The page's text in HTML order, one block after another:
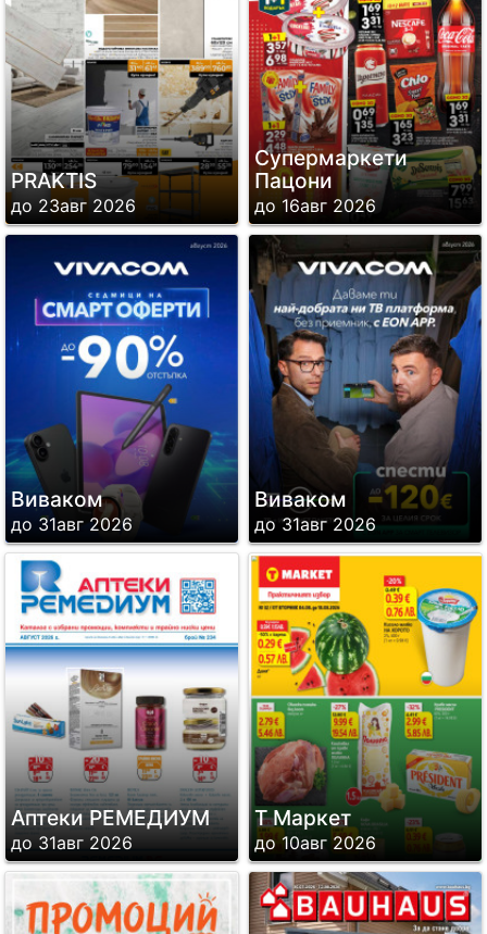
PRAKTIS
до 23авг 2026
Супермаркети
Пацони
до 16авг 2026
Виваком
до 31авг 2026
Виваком
до 31авг 2026
Аптеки РЕМЕДИУМ
до 31авг 2026
Т Маркет
до 10авг 2026